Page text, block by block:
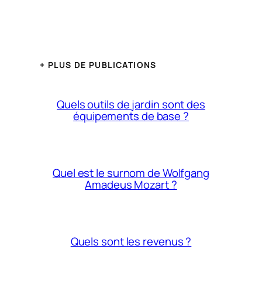
+ PLUS DE PUBLICATIONS
Quels outils de jardin sont des
équipements de base ?
Quel est le surnom de Wolfgang
Amadeus Mozart ?
Quels sont les revenus ?